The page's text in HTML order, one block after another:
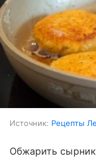
Источник: Рецепты
Обжарить